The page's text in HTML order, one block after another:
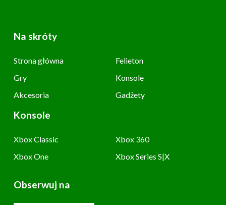
Na skróty
Strona główna
Felieton
Gry
Konsole
Akcesoria
Gadżety
Konsole
Xbox Classic
Xbox 360
Xbox One
Xbox Series S|X
Obserwuj na